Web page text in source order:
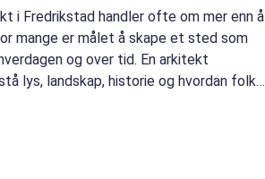
i Fredrikstad handler ofte om mer enn å
mange er målet å skape et sted som
og over tid. En arkitekt
lys, landskap, historie og hvordan folk